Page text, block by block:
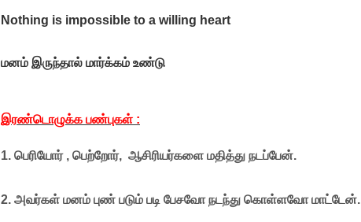
Nothing is impossible to a willing heart
மனம் இருந்தால் மார்க்கம் உண்டு
இரண்டொழுக்க பண்புகள் :
1. பெரியோர் , பெற்றோர், ஆசிரியர்களை மதித்து நடப்பேன்.
2. அவர்கள் மனம் புண் படும் படி பேசவோ நடந்து கொள்ளவோ மாட்டேன்.